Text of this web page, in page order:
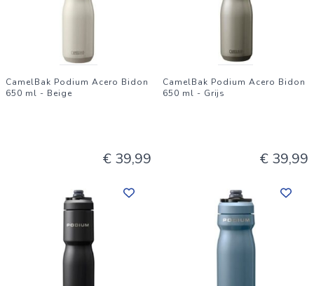
CamelBak Podium Acero Bidon
650 ml - Beige
€ 39,99
CamelBak Podium Acero Bidon
650 ml - Grijs
€ 39,99